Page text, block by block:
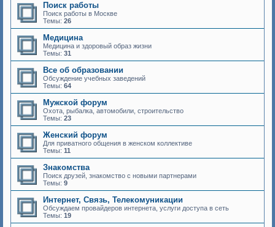
Поиск работы
Поиск работы в Москве
Темы: 26
Медицина
Медицина и здоровый образ жизни
Темы: 31
Все об образовании
Обсуждение учебных заведений
Темы: 64
Мужской форум
Охота, рыбалка, автомобили, строительство
Темы: 23
Женский форум
Для приватного общения в женском коллективе
Темы: 11
Знакомства
Поиск друзей, знакомство с новыми партнерами
Темы: 9
Интернет, Связь, Телекомуникации
Обсуждаем провайдеров интернета, услуги доступа в сеть
Темы: 19